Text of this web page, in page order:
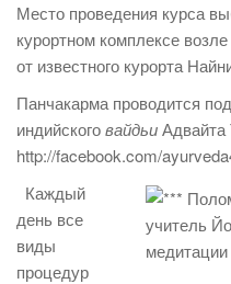
Место проведения курса
курортном комплексе
от известного курорта
Панчакарма проводится
индийскоговайдьиАдвайта
http://facebook.com/
Каждый
день все
виды
процедур